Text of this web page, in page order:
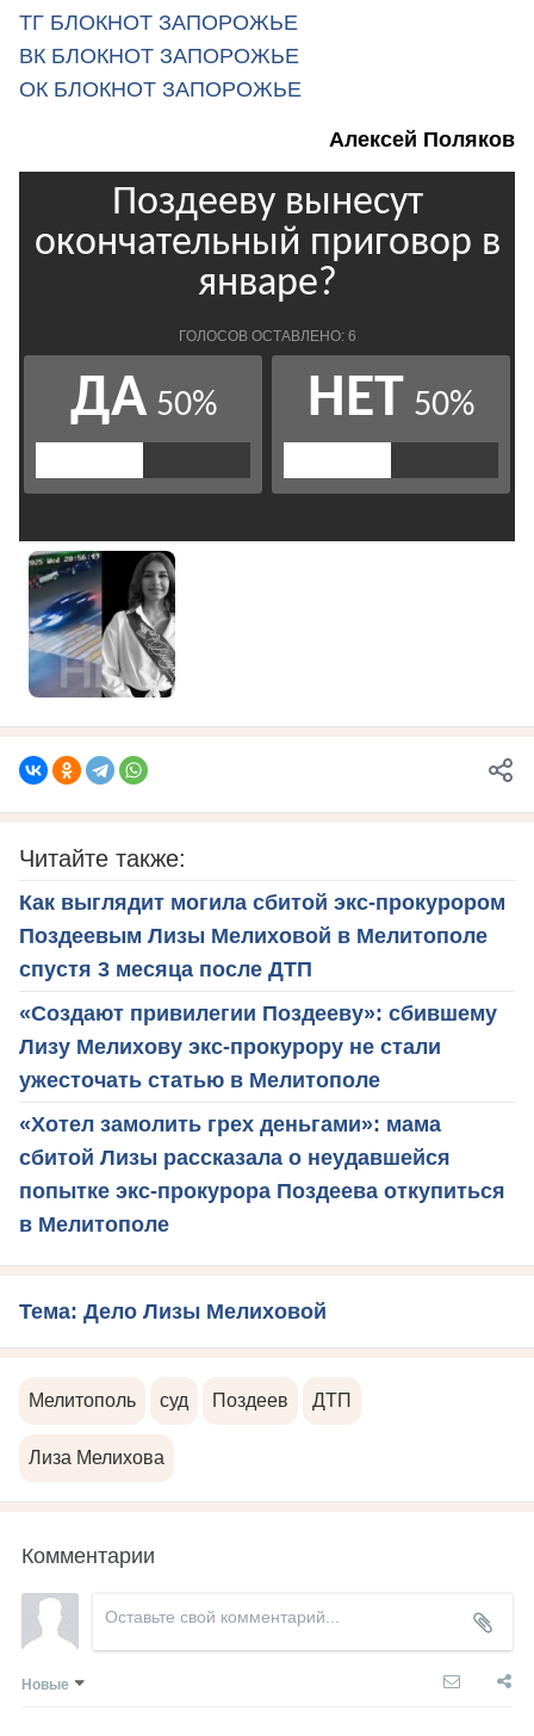
ТГ БЛОКНОТ ЗАПОРОЖЬЕ
ВК БЛОКНОТ ЗАПОРОЖЬЕ
ОК БЛОКНОТ ЗАПОРОЖЬЕ
Алексей Поляков
Читайте также:
Как выглядит могила сбитой экс-прокурором
Поздеевым Лизы Мелиховой в Мелитополе
спустя 3 месяца после ДТП
«Создают привилегии Поздееву»: сбившему
Лизу Мелихову экс-прокурору не стали
ужесточать статью в Мелитополе
«Хотел замолить грех деньгами»: мама
сбитой Лизы рассказала о неудавшейся
попытке экс-прокурора Поздеева откупиться
в Мелитополе
Тема: Дело Лизы Мелиховой
Мелитополь суд Поздеев ДТП
Лиза Мелихова
Комментарии
Новые